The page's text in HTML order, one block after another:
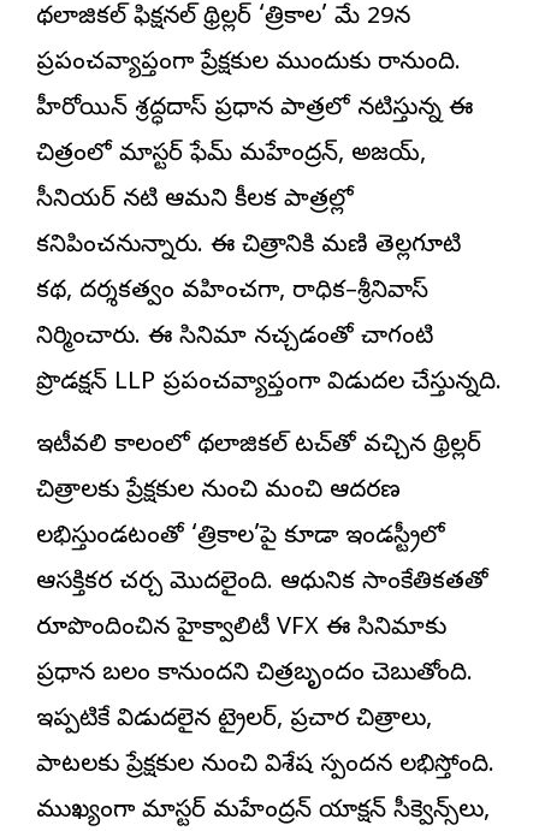
మైథలాజికల్ ఫిక్షనల్ థ్రిల్లర్ ‘త్రికాల’ మే 29న
ప్రపంచవ్యాప్తంగా ప్రేక్షకుల ముందుకు రానుంది.
హీరోయిన్ శ్రద్ధదాస్ ప్రధాన పాత్రలో నటిస్తున్న ఈ
చిత్రంలో మాస్టర్ ఫేమ్ మహేంద్రన్, అజయ్,
సీనియర్ నటి ఆమని కీలక పాత్రల్లో
కనిపించనున్నారు. ఈ చిత్రానికి మణి తెల్లగూటి
కథ, దర్శకత్వం వహించగా, రాధిక–శ్రీనివాస్
నిర్మించారు. ఈ సినిమా న‌చ్చ‌డంతో చాగంటి
ప్రొడక్షన్ LLP ప్రపంచవ్యాప్తంగా విడుదల చేస్తున్న‌ది.
ఇటీవలి కాలంలో మైథలాజికల్ టచ్‌తో వచ్చిన థ్రిల్లర్
చిత్రాలకు ప్రేక్షకుల నుంచి మంచి ఆదరణ
లభిస్తుండటంతో ‘త్రికాల’పై కూడా ఇండస్ట్రీలో
ఆసక్తికర చర్చ మొదలైంది. ఆధునిక సాంకేతికతతో
రూపొందించిన హైక్వాలిటీ VFX ఈ సినిమాకు
ప్రధాన బలం కానుందని చిత్రబృందం చెబుతోంది.
ఇప్పటికే విడుదలైన ట్రైలర్‌, ప్రచార చిత్రాలు,
పాటలకు ప్రేక్షకుల నుంచి విశేష స్పందన లభిస్తోంది.
ముఖ్యంగా మాస్టర్ మహేంద్రన్ యాక్షన్ సీక్వెన్స్‌లు,